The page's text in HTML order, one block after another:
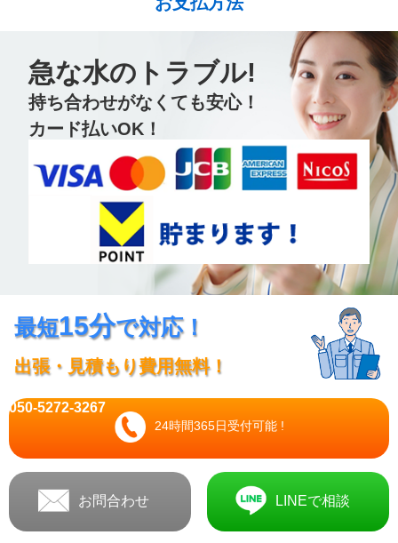
急な水のトラブル!
持ち合わせがなくても安心！
カード払いOK！
最短15分で対応！
出張・見積もり費用無料！
24時間365日受付可能 !
050-5272-3267
お問合わせ LINEで相談